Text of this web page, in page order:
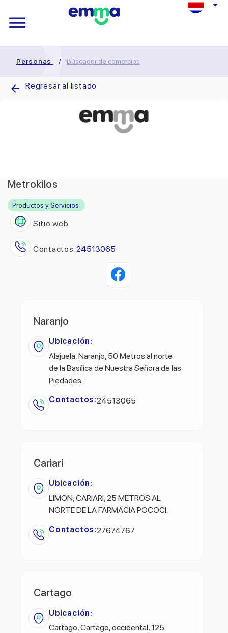
Personas / Búscador de comercios
Regresar al listado
Metrokilos
Productos y Servicios
Sitio web:
Contactos: 24513065
Naranjo
Ubicación:
Alajuela, Naranjo, 50 Metros al norte
de la Basílica de Nuestra Señora de las
Piedades.
Contactos:24513065
Cariari
Ubicación:
LIMON, CARIARI, 25 METROS AL
NORTE DE LA FARMACIA POCOCI.
Contactos:27674767
Cartago
Ubicación:
Cartago, Cartago, occidental, 125